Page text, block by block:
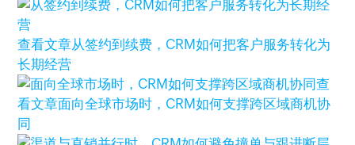
查看文章从签约到续费，CRM如何把客户服务转化为
长期经营
查
看文章面向全球市场时，CRM如何支撑跨区域商机协
同